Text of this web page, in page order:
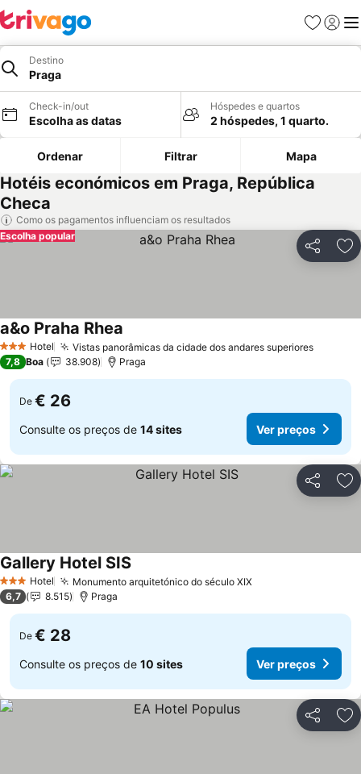
Favoritos
Iniciar
Destino
Praga
Check-in/out
Escolha as datas
Hóspedes e quartos
2 hóspedes, 1 quarto.
Ordenar Filtrar Mapa
Hotéis económicos em Praga, República
Checa
Como os pagamentos influenciam os resultados
Partilhar
Escolha popular
3 EstrelasHotel Vistas panorâmicas da cidade dos andares superiores
a&o Praha Rhea
7,8 Boa 38.908 Praga
De € 26
Consulte os preços de 14 sites Ver preços
Partilhar
3 EstrelasHotel Monumento arquitetónico do século XIX
Gallery Hotel SIS
6,7 8.515 Praga
De € 28
Consulte os preços de 10 sites Ver preços
Partilhar